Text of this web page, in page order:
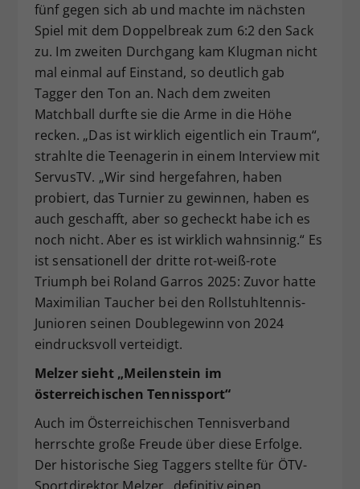
fünf gegen sich ab und machte im nächsten
Spiel mit dem Doppelbreak zum 6:2 den Sack
zu. Im zweiten Durchgang kam Klugman nicht
mal einmal auf Einstand, so deutlich gab
Tagger den Ton an. Nach dem zweiten
Matchball durfte sie die Arme in die Höhe
recken. „Das ist wirklich eigentlich ein Traum“,
strahlte die Teenagerin in einem Interview mit
ServusTV. „Wir sind hergefahren, haben
probiert, das Turnier zu gewinnen, haben es
auch geschafft, aber so gecheckt habe ich es
noch nicht. Aber es ist wirklich wahnsinnig.“ Es
ist sensationell der dritte rot-weiß-rote
Triumph bei Roland Garros 2025: Zuvor hatte
Maximilian Taucher bei den Rollstuhltennis-
Junioren seinen Doublegewinn von 2024
eindrucksvoll verteidigt.
Melzer sieht „Meilenstein im
österreichischen Tennissport“
Auch im Österreichischen Tennisverband
herrschte große Freude über diese Erfolge.
Der historische Sieg Taggers stellte für ÖTV-